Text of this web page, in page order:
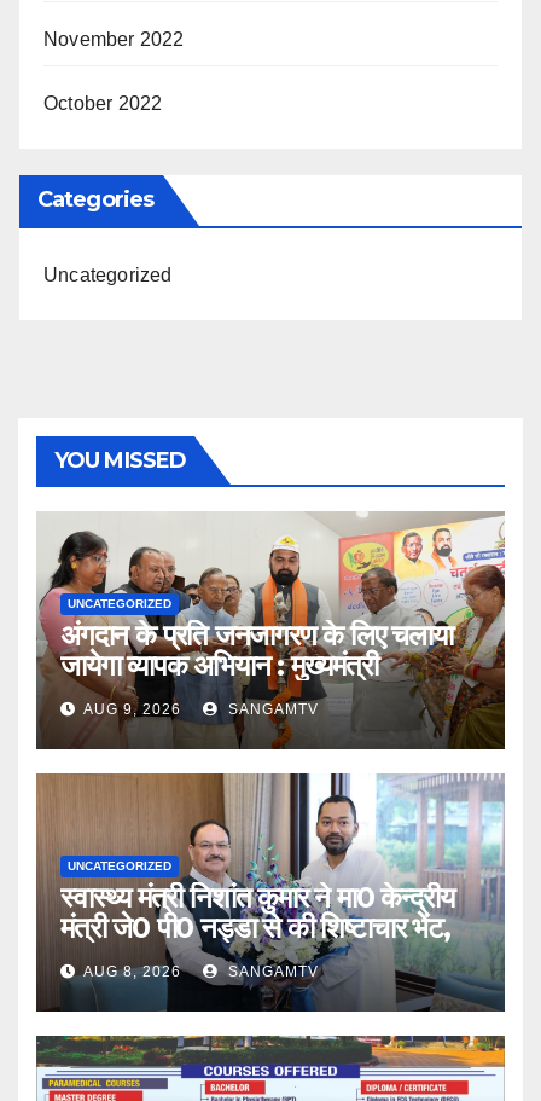
November 2022
October 2022
Categories
Uncategorized
YOU MISSED
UNCATEGORIZED
अंगदान के प्रति जनजागरण के लिए चलाया
जायेगा व्यापक अभियान : मुख्यमंत्री
AUG 9, 2026 SANGAMTV
UNCATEGORIZED
स्वास्थ्य मंत्री निशांत कुमार ने मा0 केन्द्रीय
मंत्री जे0 पी0 नड्डा से की शिष्टाचार भेंट,
AUG 8, 2026 SANGAMTV